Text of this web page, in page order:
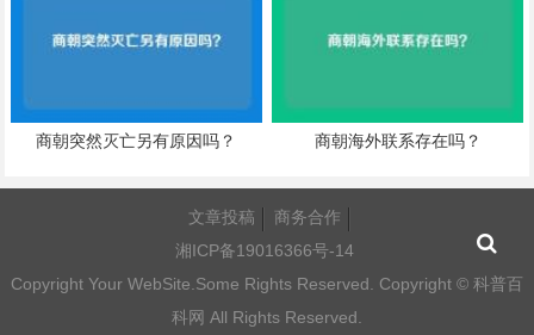
商朝突然灭亡另有原因吗？ 商朝海外联系存在吗？
文章投稿
商务合作
湘ICP备19016366号-14
Copyright Your WebSite.Some Rights Reserved. Copyright © 科普百
科网 All Rights Reserved.